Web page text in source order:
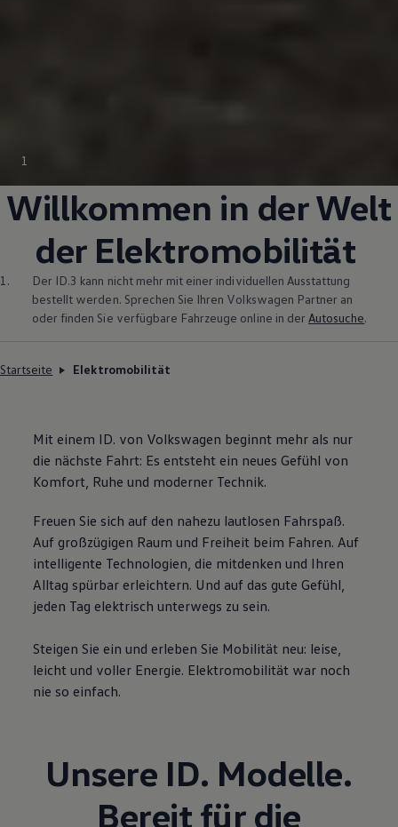
1
Willkommen in der Welt
der Elektromobilität
1. Der ID.3 kann nicht mehr mit einer individuellen Ausstattung
bestellt werden. Sprechen Sie Ihren Volkswagen Partner an
oder finden Sie verfügbare Fahrzeuge online in der Autosuche.
Startseite Elektromobilität
Mit einem ID. von Volkswagen beginnt mehr als nur
die nächste Fahrt: Es entsteht ein neues Gefühl von
Komfort, Ruhe und moderner Technik.
Freuen Sie sich auf den nahezu lautlosen Fahrspaß.
Auf großzügigen Raum und Freiheit beim Fahren. Auf
intelligente Technologien, die mitdenken und Ihren
Alltag spürbar erleichtern. Und auf das gute Gefühl,
jeden Tag elektrisch unterwegs zu sein.
Steigen Sie ein und erleben Sie Mobilität neu: leise,
leicht und voller Energie. Elektromobilität war noch
nie so einfach.
Unsere ID. Modelle.
Bereit für die